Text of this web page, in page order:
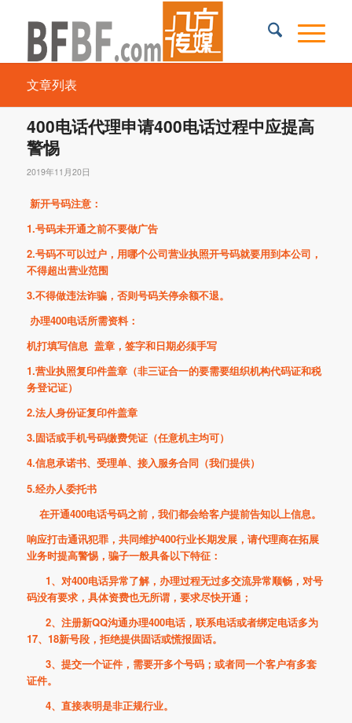
文章列表
400电话代理申请400电话过程中应提高
警惕
2019年11月20日
新开号码注意：
1.号码未开通之前不要做广告
2.号码不可以过户，用哪个公司营业执照开号码就要用到本公司，
不得超出营业范围
3.不得做违法诈骗，否则号码关停余额不退。
办理400电话所需资料：
机打填写信息 盖章，签字和日期必须手写
1.营业执照复印件盖章（非三证合一的要需要组织机构代码证和税
务登记证）
2.法人身份证复印件盖章
3.固话或手机号码缴费凭证（任意机主均可）
4.信息承诺书、受理单、接入服务合同（我们提供）
5.经办人委托书
在开通400电话号码之前，我们都会给客户提前告知以上信息。
响应打击通讯犯罪，共同维护400行业长期发展，请代理商在拓展
业务时提高警惕，骗子一般具备以下特征：
1、对400电话异常了解，办理过程无过多交流异常顺畅，对号
码没有要求，具体资费也无所谓，要求尽快开通；
2、注册新QQ沟通办理400电话，联系电话或者绑定电话多为
17、18新号段，拒绝提供固话或慌报固话。
3、提交一个证件，需要开多个号码；或者同一个客户有多套
证件。
4、直接表明是非正规行业。